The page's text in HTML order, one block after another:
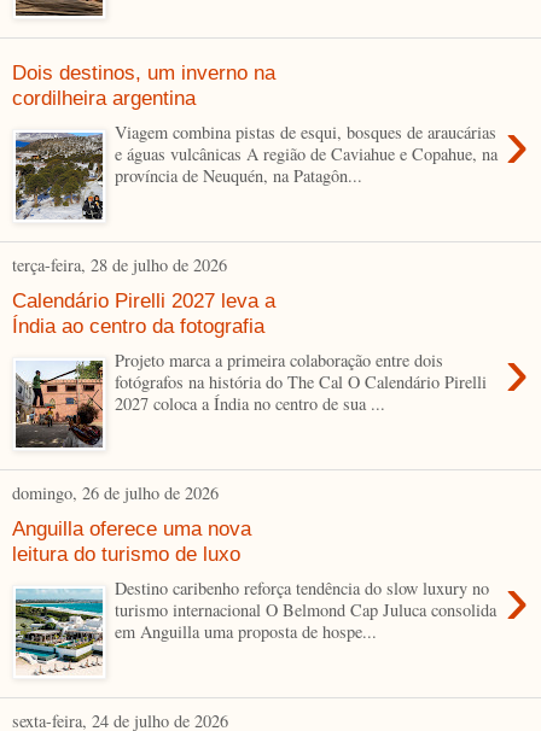
Dois destinos, um inverno na
cordilheira argentina
›
Viagem combina pistas de esqui, bosques de araucárias
e águas vulcânicas A região de Caviahue e Copahue, na
província de Neuquén, na Patagôn...
terça-feira, 28 de julho de 2026
Calendário Pirelli 2027 leva a
Índia ao centro da fotografia
›
Projeto marca a primeira colaboração entre dois
fotógrafos na história do The Cal O Calendário Pirelli
2027 coloca a Índia no centro de sua ...
domingo, 26 de julho de 2026
Anguilla oferece uma nova
leitura do turismo de luxo
›
Destino caribenho reforça tendência do slow luxury no
turismo internacional O Belmond Cap Juluca consolida
em Anguilla uma proposta de hospe...
sexta-feira, 24 de julho de 2026